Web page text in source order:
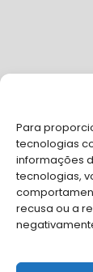
Para
tecnologias
informações
tecnologias,
recusa ou a